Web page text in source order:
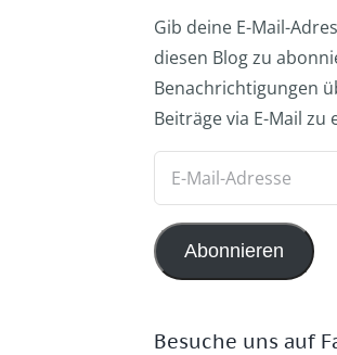
Gib deine E-Mail-
diesen Blog zu
Benachrichtigungen
Beiträge via E-Mail zu
Adresse
Abonnieren
Besuche uns auf